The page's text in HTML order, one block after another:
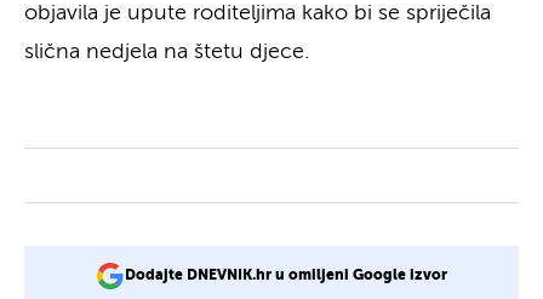
objavila je upute roditeljima kako bi se spriječila
slična nedjela na štetu djece.
Dodajte DNEVNIK.hr u omiljeni Google izvor